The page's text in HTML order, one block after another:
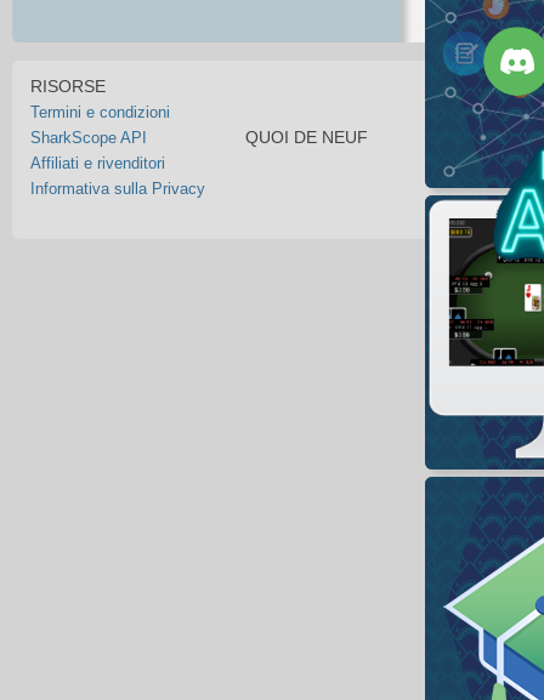
RISORSE
Termini e condizioni
SharkScope API
Affiliati e rivenditori
Informativa sulla Privacy
QUOI DE NEUF